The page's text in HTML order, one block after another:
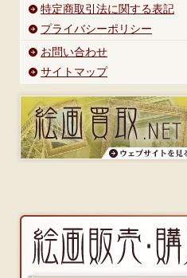
特定商取引法に関する表記
プライバシーポリシー
お問い合わせ
サイトマップ